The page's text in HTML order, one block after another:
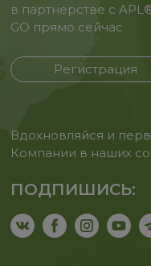
в партнерстве с
GO прямо сейчас
Регистрация
Вдохновляйся и
Компании в наших
ПОДПИШИСЬ: